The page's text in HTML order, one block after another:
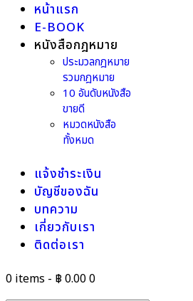
หน้าแรก
E-BOOK
หนังสือกฎหมาย
ประมวลกฎหมาย
รวมกฎหมาย
10 อันดับหนังสือ
ขายดี
หมวดหนังสือ
ทั้งหมด
แจ้งชำระเงิน
บัญชีของฉัน
บทความ
เกี่ยวกับเรา
ติดต่อเรา
0 items - ฿ 0.000